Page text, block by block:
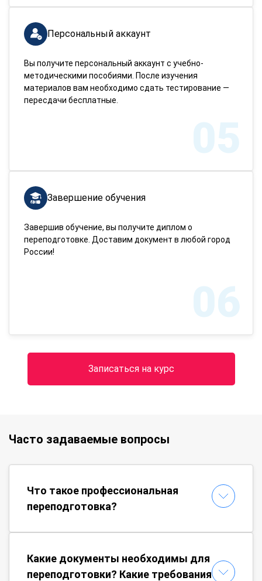
Персональный аккаунт
Вы получите персональный аккаунт с учебно-
методическими пособиями. После изучения
материалов вам необходимо сдать тестирование —
пересдачи бесплатные.
05
Завершение обучения
Завершив обучение, вы получите диплом о
переподготовке. Доставим документ в любой город
России!
06
Записаться на курс
Часто задаваемые вопросы
Что такое профессиональная
переподготовка?
Какие документы необходимы для
переподготовки? Какие требования